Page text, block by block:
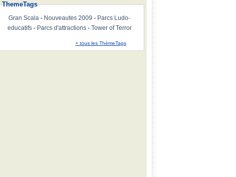
ThemeTags
Gran Scala - Nouveautes 2009 - Parcs Ludo-
educatifs- Parcs d'attractions- Tower of Terror
+ tous les ThèmeTags